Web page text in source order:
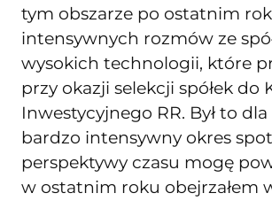
tym obszarze po ostatnim
intensywnych rozmów ze
wysokich technologii, które
przy okazji selekcji spółek do
Inwestycyjnego RR. Był to
bardzo intensywny okres
perspektywy czasu mogę
w ostatnim roku obejrzałem